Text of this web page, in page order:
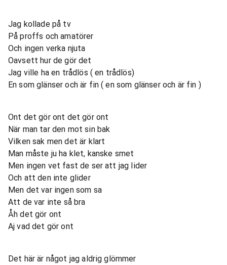
Jag kollade på tv
På proffs och amatörer
Och ingen verka njuta
Oavsett hur de gör det
Jag ville ha en trådlös ( en trådlös)
En som glänser och är fin ( en som glänser och är fin )
Ont det gör ont det gör ont
När man tar den mot sin bak
Vilken sak men det är klart
Man måste ju ha klet, kanske smet
Men ingen vet fast de ser att jag lider
Och att den inte glider
Men det var ingen som sa
Att de var inte så bra
Åh det gör ont
Aj vad det gör ont
Det här är något jag aldrig glömmer